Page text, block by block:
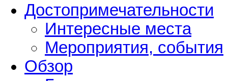
Достопримечательности
Интересные места
Мероприятия, события
Обзор